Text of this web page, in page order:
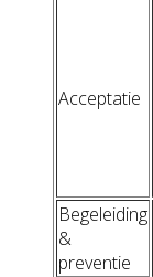
Acceptatie
Begeleiding
&
preventie